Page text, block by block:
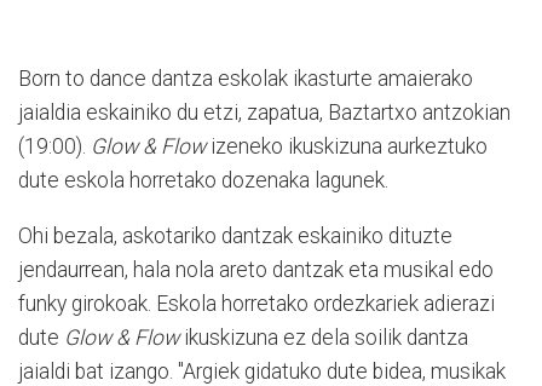
Born to dance dantza eskolak ikasturte amaierako
jaialdia eskainiko du etzi, zapatua, Baztartxo antzokian
(19:00). Glow & Flowizeneko ikuskizuna aurkeztuko
dute eskola horretako dozenaka lagunek.
Ohi bezala, askotariko dantzak eskainiko dituzte
jendaurrean, hala nola areto dantzak eta musikal edo
funky girokoak. Eskola horretako ordezkariek adierazi
dute Glow & Flowikuskizuna ez dela soilik dantza
jaialdi bat izango. "Argiek gidatuko dute bidea, musikak